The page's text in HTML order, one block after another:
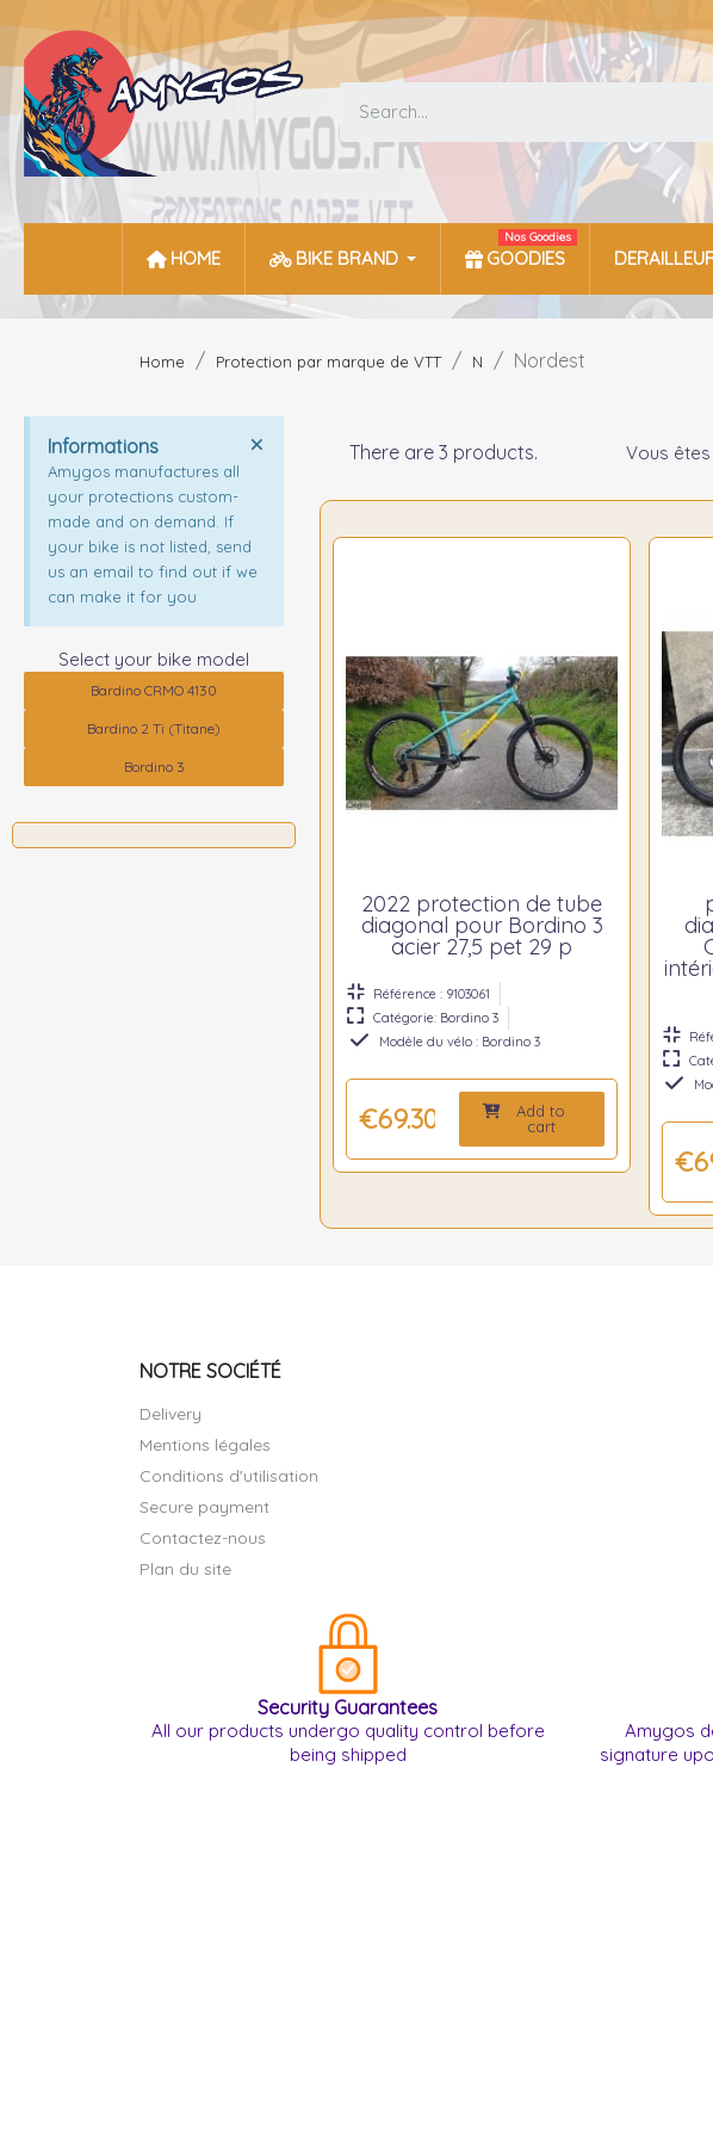
HOME BIKE BRAND GOODIES
Nos Goodies
Home Protection par marque de VTT N Nordest
Informations
Amygos manufactures all
your protections custom-
made and on demand. If
your bike is not listed, send
us an email to find out if we
can make it for you
Select your bike model
Bardino CRMO 4130
Bardino 2 Ti (titane)
Bordino 3
There are 3 products. Vous
2022 protection de tube
diagonal pour Bordino 3
acier 27,5 pet 29 p
Référence : 9103061
Catégorie: Bordino 3
Modèle du vélo : Bordino 3
€69.30
Add to
cart
NOTRE SOCIÉTÉ
Delivery
Mentions légales
Conditions d'utilisation
Secure payment
Contactez-nous
Plan du site
Security Guarantees
All our products undergo quality control before
being shipped
Amygos
signature